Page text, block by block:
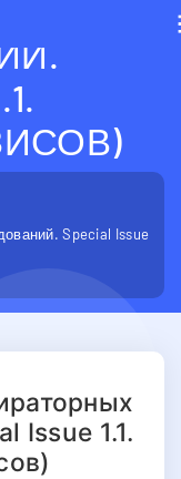
Special Issue
Issue 1.1.